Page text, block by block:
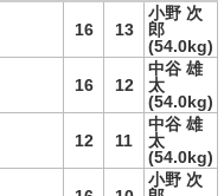
16 13
小野 次
郎
(54.0kg)
16 12
中谷 雄
太
(54.0kg)
12 11
中谷 雄
太
(54.0kg)
小野 次